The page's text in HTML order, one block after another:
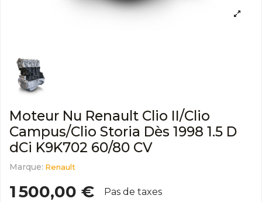
Moteur Nu Renault Clio II/Clio
Campus/Clio Storia Dès 1998 1.5 D
dCi K9K702 60/80 CV
Marque: Renault
1 500,00 € Pas de taxes